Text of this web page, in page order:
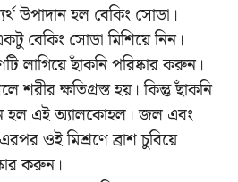
উপাদান হল বেকিং সোডা।
বেকিং সোডা মিশিয়ে নিন।
লাগিয়ে ছাঁকনি পরিষ্কার করুন।
শরীর ক্ষতিগ্রস্ত হয়। কিন্তু ছাঁকনি
হল এই অ্যালকোহল। জল এবং
ওই মিশ্রণে ব্রাশ চুবিয়ে
করুন।